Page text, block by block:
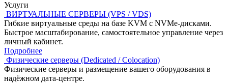
Услуги
ВИРТУАЛЬНЫЕ СЕРВЕРЫ (VPS / VDS)
Гибкие виртуальные среды на базе KVM с NVMe-дисками.
Быстрое масштабирование, самостоятельное управление через
личный кабинет.
Подробнее
Физические серверы (Dedicated / Colocation)
Физические серверы и размещение вашего оборудования в
надёжном дата-центре.